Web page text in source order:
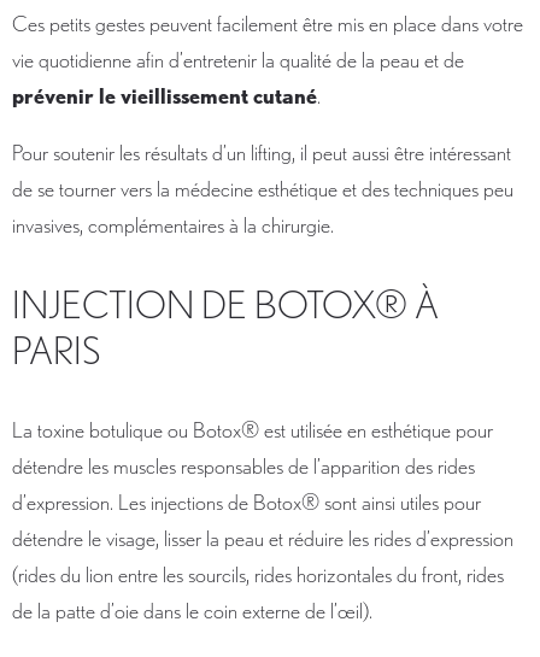
Ces petits gestes peuvent facilement être mis en place dans votre
vie quotidienne afin d’entretenir la qualité de la peau et de
prévenir le vieillissement cutané.
Pour soutenir les résultats d’un lifting, il peut aussi être intéressant
de se tourner vers la médecine esthétique et des techniques peu
invasives, complémentaires à la chirurgie.
INJECTION DE BOTOX® À
PARIS
La toxine botulique ou Botox® est utilisée en esthétique pour
détendre les muscles responsables de l’apparition des rides
d’expression. Les injections de Botox® sont ainsi utiles pour
détendre le visage, lisser la peau et réduire les rides d’expression
(rides du lion entre les sourcils, rides horizontales du front, rides
de la patte d’oie dans le coin externe de l’œil).